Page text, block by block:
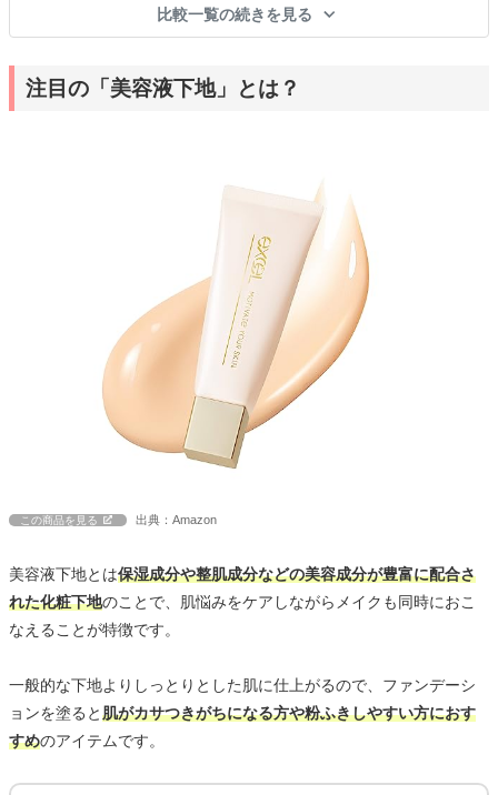
比較一覧の続きを見る
注目の「美容液下地」とは？
この商品を見る 出典：Amazon
美容液下地とは保湿成分や整肌成分などの美容成分が豊富に配合さ
れた化粧下地のことで、肌悩みをケアしながらメイクも同時におこ
なえることが特徴です。
一般的な下地よりしっとりとした肌に仕上がるので、ファンデーシ
ョンを塗ると肌がカサつきがちになる方や粉ふきしやすい方におす
すめのアイテムです。